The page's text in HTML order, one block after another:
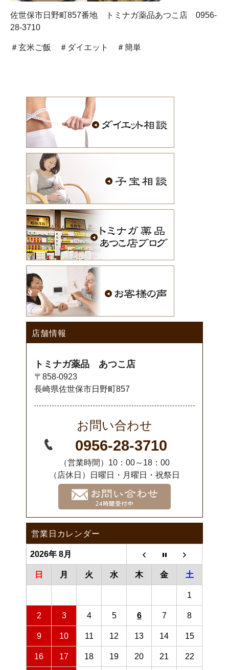
佐世保市日野町857番地 トミナガ薬品あつこ店 0956-
28-3710
＃玄米ご飯 ＃ダイエット ＃簡単
店舗情報
トミナガ薬品 あつこ店
〒858-0923
長崎県佐世保市日野町857
お問い合わせ
0956-28-3710
（営業時間）10：00～18：00
（店休日）日曜日・月曜日・祝祭日
営業日カレンダー
2026年 8月
日 月 火 水 木 金 土
1
2 3 4 5 6 7 8
9 10 11 12 13 14 15
16 17 18 19 20 21 22